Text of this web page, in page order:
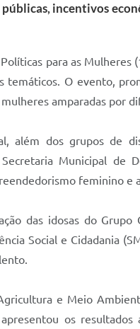
incentivos
para as
temáticos. O evento,
amparadas por
além dos grupos de
Municipal de
feminino e
das idosas do
Social e Cidadania
e Meio
os